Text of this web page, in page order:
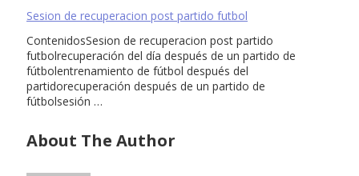
Sesion de recuperacion post partido futbol
ContenidosSesion de recuperacion post partido
futbolrecuperación del día después de un partido de
fútbolentrenamiento de fútbol después del
partidorecuperación después de un partido de
fútbolsesión …
About The Author